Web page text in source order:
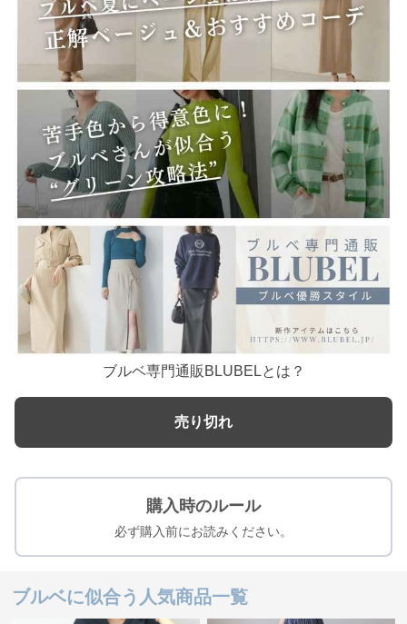
ブルベ専門通販BLUBELとは？
売り切れ
購入時のルール
必ず購入前にお読みください。
ブルベに似合う人気商品一覧